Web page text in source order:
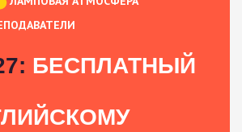
БЕСПЛАТНЫЙ